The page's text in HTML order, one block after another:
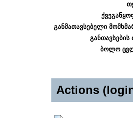
განმათავსებელი
ბოლო
Actions